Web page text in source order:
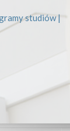
studiów |